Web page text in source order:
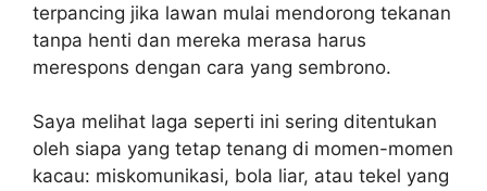
terpancing jika lawan mulai mendorong tekanan
tanpa henti dan mereka merasa harus
merespons dengan cara yang sembrono.
Saya melihat laga seperti ini sering ditentukan
oleh siapa yang tetap tenang di momen-momen
kacau: miskomunikasi, bola liar, atau tekel yang